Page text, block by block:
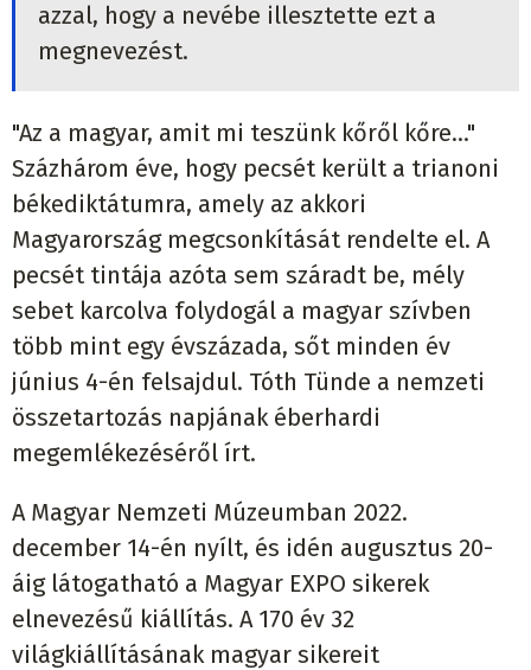
azzal, hogy a nevébe illesztette ezt a
megnevezést.
"Az a magyar, amit mi teszünk kőről kőre..."
Százhárom éve, hogy pecsét került a trianoni
békediktátumra, amely az akkori
Magyarország megcsonkítását rendelte el. A
pecsét tintája azóta sem száradt be, mély
sebet karcolva folydogál a magyar szívben
több mint egy évszázada, sőt minden év
június 4-én felsajdul. Tóth Tünde a nemzeti
összetartozás napjának éberhardi
megemlékezéséről írt.
A Magyar Nemzeti Múzeumban 2022.
december 14-én nyílt, és idén augusztus 20-
áig látogatható a Magyar EXPO sikerek
elnevezésű kiállítás. A 170 év 32
világkiállításának magyar sikereit